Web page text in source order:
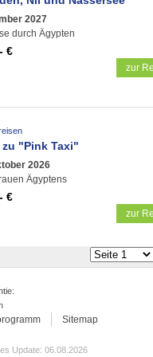
2027
durch Ägypten
€
zur
"Pink Taxi"
2026
Ägyptens
€
zur
Sitemap
Update: 06.08.2026